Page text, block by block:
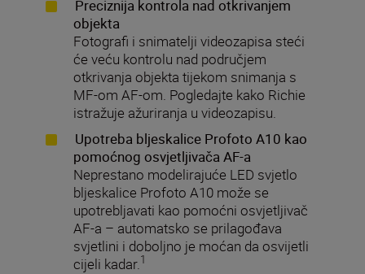
Preciznija kontrola nad otkrivanjem
objekta
Fotografi i snimatelji videozapisa steći
će veću kontrolu nad područjem
otkrivanja objekta tijekom snimanja s
MF-om AF-om. Pogledajte kako Richie
istražuje ažuriranja u videozapisu.
Upotreba bljeskalice Profoto A10 kao
pomoćnog osvjetljivača AF-a
Neprestano modelirajuće LED svjetlo
bljeskalice Profoto A10 može se
upotrebljavati kao pomoćni osvjetljivač
AF-a – automatsko se prilagođava
svjetlini i doboljno je moćan da osvijetli
cijeli kadar.1